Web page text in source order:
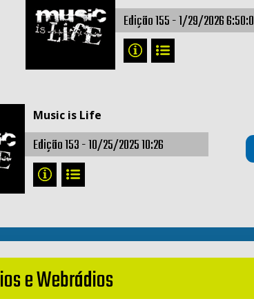
Edição 155 -1/29/2026 6:50:0
Music is Life
Edição 153 -10/25/2025 10:26
e Webrádios